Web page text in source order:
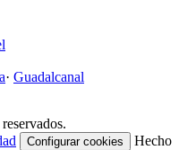
· Guadalcanal
Configurar cookies
Hecho